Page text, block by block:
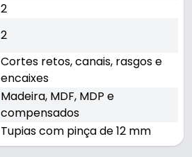
2
2
Cortes retos, canais, rasgos e
encaixes
Madeira, MDF, MDP e
compensados
Tupias com pinça de 12 mm